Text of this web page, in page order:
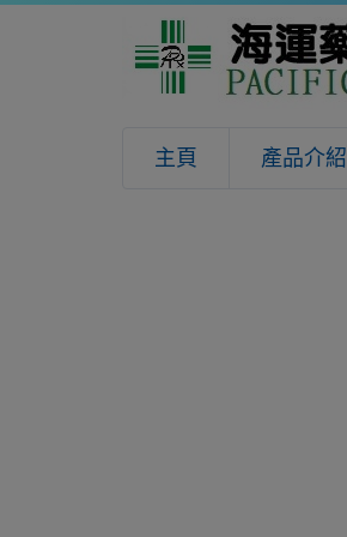
主頁 產品介紹